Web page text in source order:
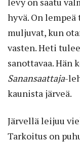
hyvä. On
muljuvat, kun
vasten. Heti
sanottavaa. Hän
Sanansaattaja-
kaunista järveä.
Järvellä leijuu
Tarkoitus on